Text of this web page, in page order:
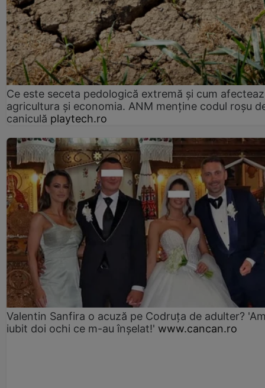
Ce este seceta pedologică extremă și cum
agricultura și economia. ANM menține codul roșu
caniculă playtech.ro
Valentin Sanfira o acuză pe Codruța de adulter?
iubit doi ochi ce m-au înșelat!' www.cancan.ro